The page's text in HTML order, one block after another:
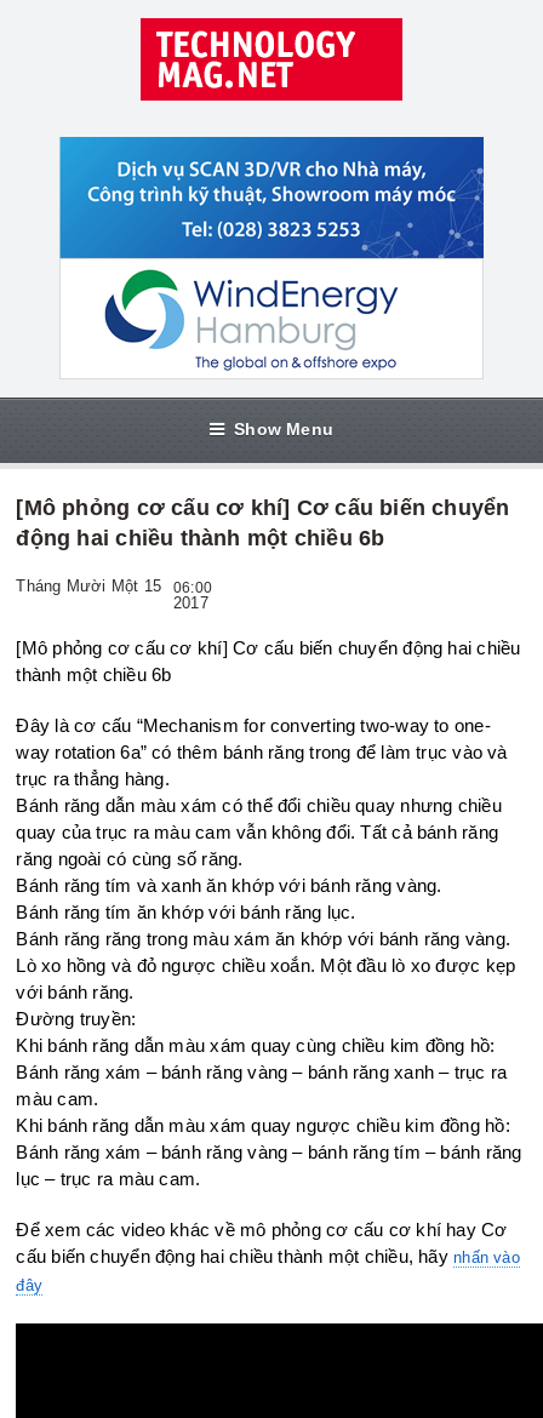
Show Menu
[Mô phỏng cơ cấu cơ khí] Cơ cấu biến chuyển
động hai chiều thành một chiều 6b
Tháng Mười Một 15 06:00
2017
[Mô phỏng cơ cấu cơ khí] Cơ cấu biến chuyển động hai chiều
thành một chiều 6b
Đây là cơ cấu “Mechanism for converting two-way to one-
way rotation 6a” có thêm bánh răng trong để làm trục vào và
trục rathẳng hàng.
Bánh răng dẫn màu xám có thể đổi chiều quay nhưng chiều
quay của trục ra màu cam vẫn không đổi. Tất cả bánh răng
răng ngoài có cùng số răng.
Bánh răng tím và xanh ăn khớp với bánh răng vàng.
Bánh răng tím ăn khớp với bánh răng lục.
Bánh răng răng trong màu xám ăn khớp với bánh răng vàng.
Lò xo hồng và đỏ ngược chiều xoắn. Một đầu lò xo được kẹp
với bánh răng.
Đường truyền:
Khi bánh răng dẫn màu xám quay cùng chiều kim đồng hồ:
Bánh răng xám – bánh răng vàng – bánh răng xanh – trục ra
màu cam.
Khi bánh răng dẫn màu xám quay ngược chiều kim đồng hồ:
Bánh răng xám – bánh răng vàng – bánh răng tím – bánh răng
lục – trục ra màu cam.
Để xem các video khác về mô phỏng cơ cấu cơ khí hay Cơ
cấu biến chuyển động hai chiều thành một chiều, hãynhấn vào
đây